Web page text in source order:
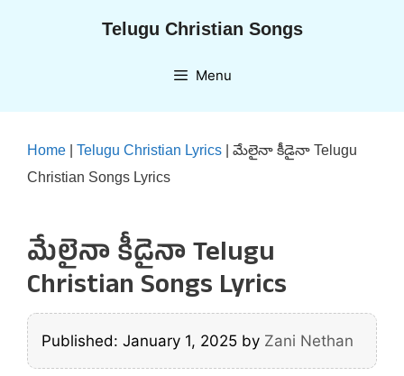
Telugu Christian Songs
Menu
Home Telugu Christian Lyrics
మేలైనా కీడైనా Telugu
Christian Songs Lyrics
మేలైనా కీడైనా Telugu
Christian Songs Lyrics
Published: January 1, 2025 by Zani Nethan